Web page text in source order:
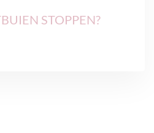
STOPPEN?